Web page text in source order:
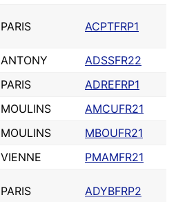
PARIS ACPTFRP1
ANTONY
ADSSFR22
PARIS
ADREFRP1
MOULINS
AMCUFR21
MOULINS
MBOUFR21
VIENNE
PMAMFR21
PARIS ADYBFRP2